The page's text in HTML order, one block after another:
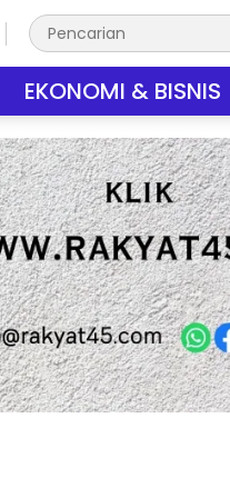
EKONOMI & BISNIS